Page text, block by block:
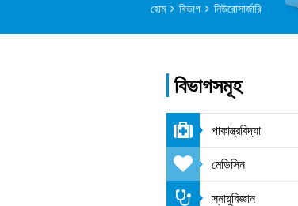
হোম বিভাগ নিউরোসার্জারি
বিভাগসমূহ
পাকান্ত্রবিদ্যা
মেডিসিন
স্নায়ুবিজ্ঞান